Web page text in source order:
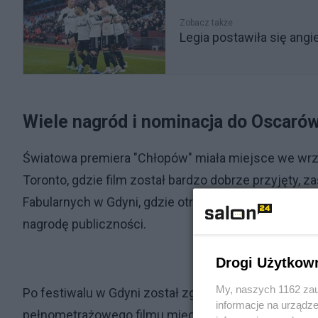
Zobacz także
Legia postawiła się
Wiele nagród i nominacja do
Światowa premiera "Chłopów" miała miejsce we
Toronto, gdzie film został bardzo dobrze przyjęty,
Fabularnych w Gdyni, gdzie otrzymał cztery
nagrodę publiczności.
Po festiwalu w Gdyni został zgłoszony jako polski
pełnometrażowego filmu międzynarodowego. Jeśli
Drogi
My, naszych 1162
informacje na